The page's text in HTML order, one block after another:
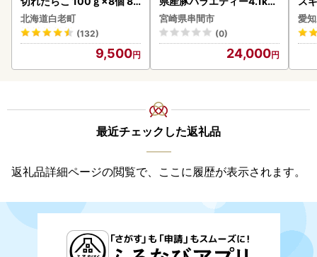
0g AK081
北海道白老町
(132)
9,500
セット_K033-057-2609
宮崎県串間市
(0)
24,000
み
惣
ン
愛
最近チェックした返礼品
返礼品詳細ページの閲覧で、ここに履歴が表示されます。